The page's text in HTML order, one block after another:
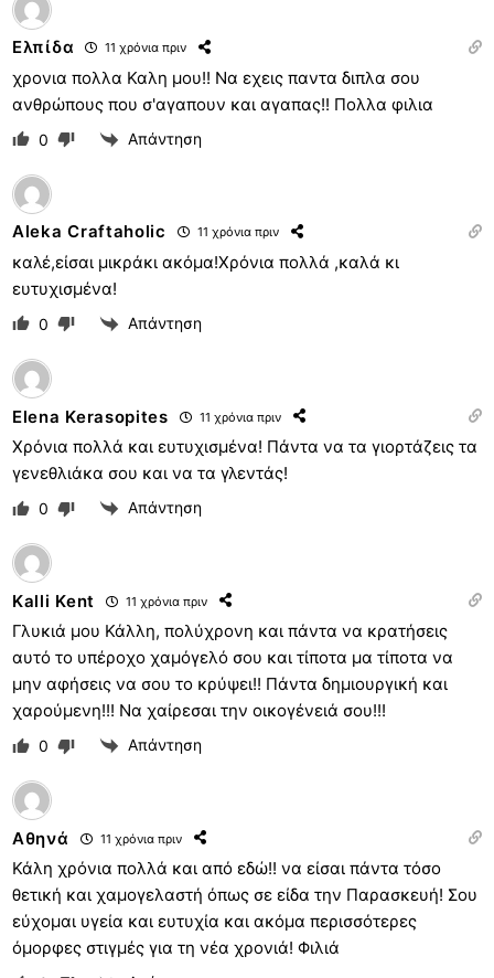
Ελπίδα 11 χρόνια πριν
χρονια πολλα Καλη μου!! Να εχεις παντα διπλα σου
ανθρώπους που σ'αγαπουν και αγαπας!! Πολλα φιλια
0 Απάντηση
Aleka Craftaholic 11 χρόνια πριν
καλέ,είσαι μικράκι ακόμα!Χρόνια πολλά ,καλά κι
ευτυχισμένα!
0 Απάντηση
Elena Kerasopites 11 χρόνια πριν
Χρόνια πολλά και ευτυχισμένα! Πάντα να τα γιορτάζεις τα
γενεθλιάκα σου και να τα γλεντάς!
0 Απάντηση
Kalli Kent 11 χρόνια πριν
Γλυκιά μου Κάλλη, πολύχρονη και πάντα να κρατήσεις
αυτό το υπέροχο χαμόγελό σου και τίποτα μα τίποτα να
μην αφήσεις να σου το κρύψει!! Πάντα δημιουργική και
χαρούμενη!!! Να χαίρεσαι την οικογένειά σου!!!
0 Απάντηση
Αθηνά 11 χρόνια πριν
Κάλη χρόνια πολλά και από εδώ!! να είσαι πάντα τόσο
θετική και χαμογελαστή όπως σε είδα την Παρασκευή! Σου
εύχομαι υγεία και ευτυχία και ακόμα περισσότερες
όμορφες στιγμές για τη νέα χρονιά! Φιλιά